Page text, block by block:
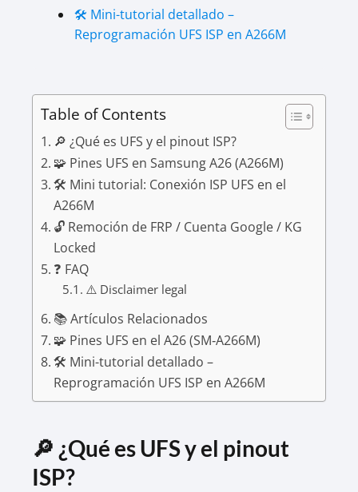
🛠 Mini-tutorial detallado –
Reprogramación UFS ISP en A266M
Table of Contents
🔎 ¿Qué es UFS y el pinout ISP?
🧩 Pines UFS en Samsung A26 (A266M)
🛠 Mini tutorial: Conexión ISP UFS en el
A266M
🔓 Remoción de FRP / Cuenta Google / KG
Locked
❓ FAQ
⚠️ Disclaimer legal
📚 Artículos Relacionados
🧩 Pines UFS en el A26 (SM‑A266M)
🛠 Mini-tutorial detallado –
Reprogramación UFS ISP en A266M
🔎 ¿Qué es UFS y el pinout
ISP?